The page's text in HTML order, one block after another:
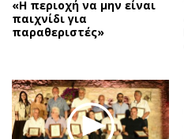
Θέατρο-Χορός
Μουσική
Βιβλίο
Χειρόγραφα
«Η περιοχή να μην είναι
παιχνίδι για
παραθεριστές»